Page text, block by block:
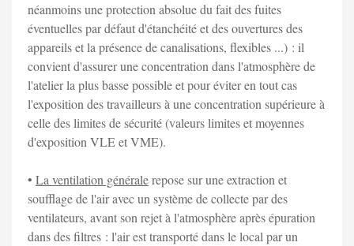
néanmoins une protection absolue du fait des fuites
éventuelles par défaut d'étanchéité et des ouvertures des
appareils et la présence de canalisations, flexibles ...) : il
convient d'assurer une concentration dans l'atmosphère de
l'atelier la plus basse possible et pour éviter en tout cas
l'exposition des travailleurs à une concentration supérieure à
celle des limites de sécurité (valeurs limites et moyennes
d'exposition VLE et VME).
• La ventilation généralerepose sur une extraction et
soufflage de l'air avec un système de collecte par des
ventilateurs, avant son rejet à l'atmosphère après épuration
dans des filtres : l'air est transporté dans le local par un